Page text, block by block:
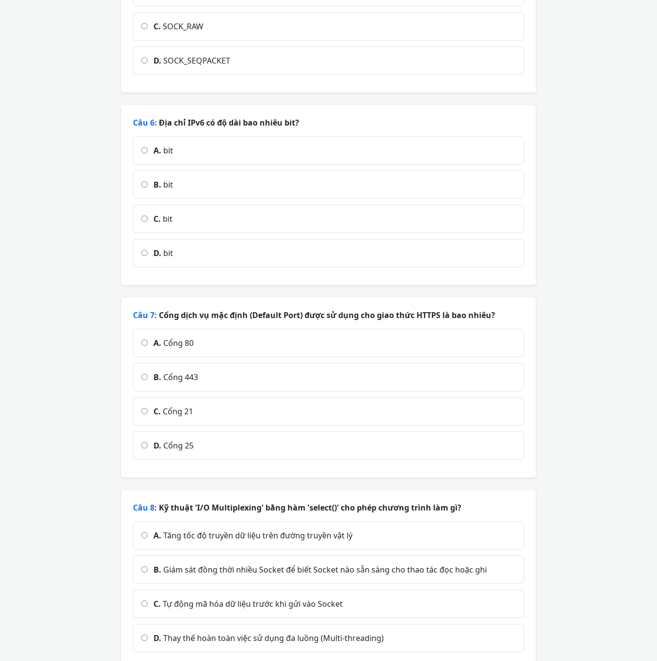
C. SOCK_RAW
D. SOCK_SEQPACKET
Câu 6: Địa chỉ IPv6 có độ dài bao nhiêu bit?
A. bit
B. bit
C. bit
D. bit
Câu 7: Cổng dịch vụ mặc định (Default Port) được sử dụng cho giao thức HTTPS là bao nhiêu?
A. Cổng 80
B. Cổng 443
C. Cổng 21
D. Cổng 25
Câu 8: Kỹ thuật 'I/O Multiplexing' bằng hàm 'select()' cho phép chương trình làm gì?
A. Tăng tốc độ truyền dữ liệu trên đường truyền vật lý
B. Giám sát đồng thời nhiều Socket để biết Socket nào sẵn sàng cho thao tác đọc hoặc ghi
C. Tự động mã hóa dữ liệu trước khi gửi vào Socket
D. Thay thế hoàn toàn việc sử dụng đa luồng (Multi-threading)